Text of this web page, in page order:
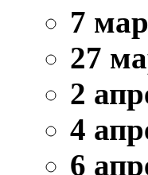
7
27
2
4
6